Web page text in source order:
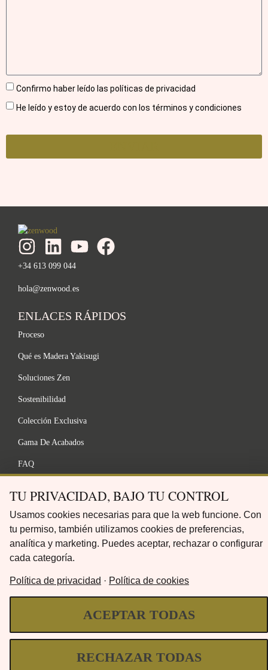
Confirmo haber leído las políticas de privacidad
He leído y estoy de acuerdo con los términos y condiciones
+34 613 099 044
hola@zenwood.es
ENLACES RÁPIDOS
Proceso
Qué es Madera Yakisugi
Soluciones Zen
Sostenibilidad
Colección Exclusiva
Gama De Acabados
FAQ
LEGAL
Política de privacidad
TU PRIVACIDAD, BAJO TU CONTROL
Usamos cookies necesarias para que la web funcione. Con
tu permiso, también utilizamos cookies de preferencias,
analítica y marketing. Puedes aceptar, rechazar o configurar
cada categoría.
Política de privacidad · Política de cookies
ACEPTAR TODAS
RECHAZAR TODAS